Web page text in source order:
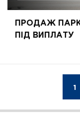
ПРОДАЖ
ПІД ВИПЛАТУ
1